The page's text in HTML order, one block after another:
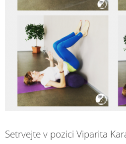
Setrvejte v pozici Viparita